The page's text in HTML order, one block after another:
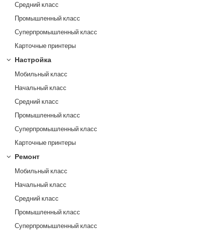
Средний класс
Промышленный класс
Суперпромышленный класс
Карточные принтеры
Настройка
Мобильный класс
Начальный класс
Средний класс
Промышленный класс
Суперпромышленный класс
Карточные принтеры
Ремонт
Мобильный класс
Начальный класс
Средний класс
Промышленный класс
Суперпромышленный класс